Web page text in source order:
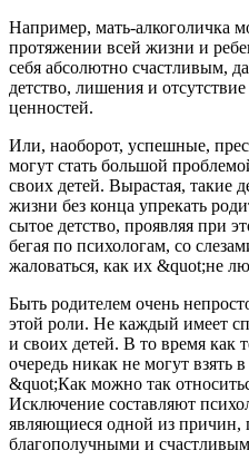
Например, мать-алкоголичка
протяжении всей жизни и
себя абсолютно счастливым,
детство, лишения и
ценностей.
Или, наоборот, успешные,
могут стать большой
своих детей. Вырастая, такие
жизни без конца упрекать
сытое детство, проявляя при
бегая по психологам, со
жаловаться, как их &quot;не
Быть родителем очень
этой роли. Не каждый имеет
и своих детей. В то время как
очередь никак не могут взять
&quot;Как можно так
Исключение составляют
являющиеся одной из причин,
благополучными и